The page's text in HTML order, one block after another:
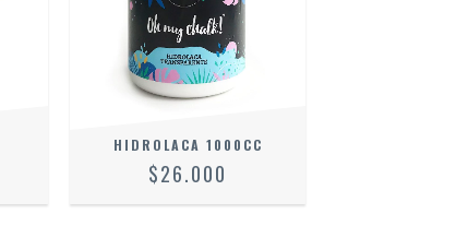
HIDROLACA 1000CC
$26.000